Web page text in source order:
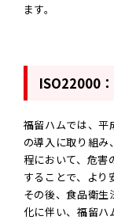
ます。
ISO22000
福留ハムでは、平
の導入に取り組
程において、危害
することで、より
その後、食品衛
化に伴い、福留ハ